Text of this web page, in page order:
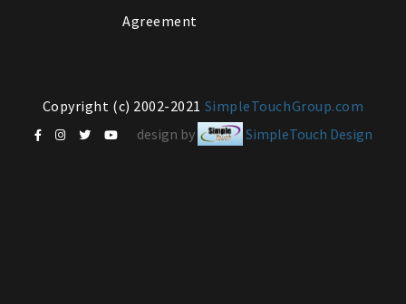
Agreement
Copyright (c) 2002-2021 SimpleTouchGroup.com
design by
SimpleTouch Design